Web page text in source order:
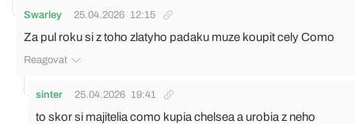
Swarley 25.04.2026 12:15
Za pul roku si z toho zlatyho padaku muze koupit cely Como
Reagovat
sinter 25.04.2026 19:41
to skor si majitelia como kupia chelsea a urobia z neho